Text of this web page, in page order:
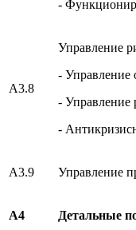
-
А3.8
Управление
- Управление
-
-
А3.9 Управление
А4 Детальные